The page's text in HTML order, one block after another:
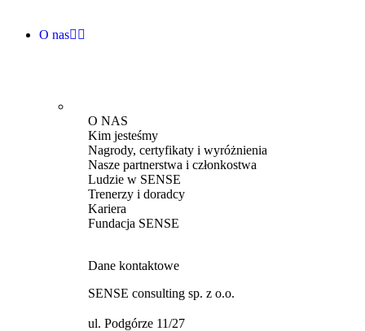
O nas
O NAS
Kim jesteśmy
Nagrody, certyfikaty i wyróżnienia
Nasze partnerstwa i członkostwa
Ludzie w SENSE
Trenerzy i doradcy
Kariera
Fundacja SENSE
Dane kontaktowe
SENSE consulting sp. z o.o.
ul. Podgórze 11/27